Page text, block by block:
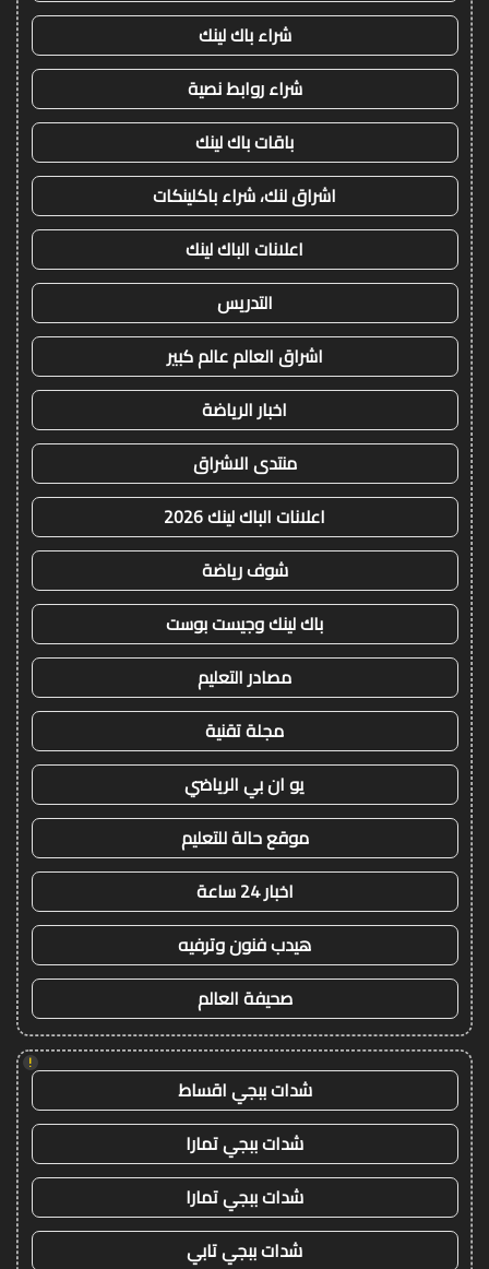
شراء باك لينك
شراء روابط نصية
باقات باك لينك
اشراق لنك، شراء باكلينكات
اعلانات الباك لينك
التدريس
اشراق العالم عالم كبير
اخبار الرياضة
منتدى الاشراق
اعلانات الباك لينك 2026
شوف رياضة
باك لينك وجيست بوست
مصادر التعليم
مجلة تقنية
يو ان بي الرياضي
موقع حالة للتعليم
اخبار 24 ساعة
هيدب فنون وترفيه
صحيفة العالم
!
شدات ببجي اقساط
شدات ببجي تمارا
شدات ببجي تمارا
شدات ببجي تابي